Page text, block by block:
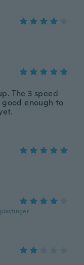
The 3 speed
enough to